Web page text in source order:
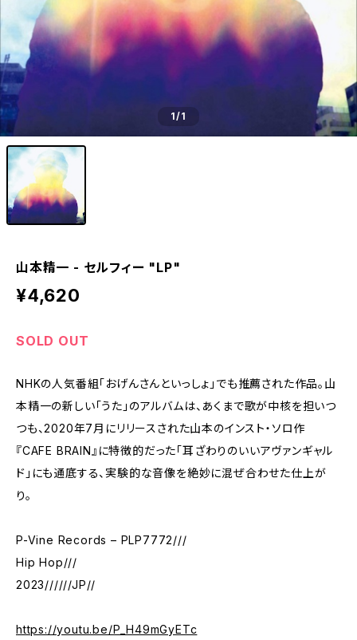
1/1
山本精一 - セルフィー "LP"
¥4,620
SOLD OUT
NHKの人気番組「おげんさんといっしょ」でも推薦された作品。山
本精一の新しい「うた」のアルバムは、あくまで歌が中核を担いつ
つも、2020年7月にリリースされた山本のインスト・ソロ作
『CAFE BRAIN』に特徴的だった「耳ざわりのいいアヴァンギャル
ド」にも通底する、実験的な音像を絶妙に混ぜ合わせた仕上が
り。
P-Vine Records – PLP7772///
Hip Hop///
2023//////JP//
https://youtu.be/P_H49mGyETc